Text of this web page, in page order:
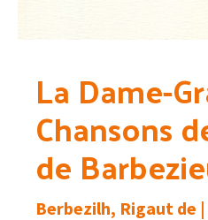
La Dame-
Chansons
de
Berbezilh, Rigaut de